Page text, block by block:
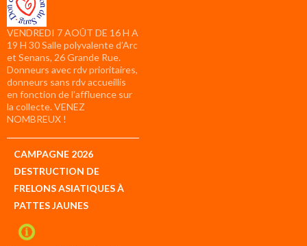
VENDREDI 7 AOÛT DE 16 H A
19 H 30 Salle polyvalente d’Arc
et Senans, 26 Grande Rue.
Donneurs avec rdv prioritaires,
donneurs sans rdv accueillis
en fonction de l’affluence sur
la collecte. VENEZ
NOMBREUX !
CAMPAGNE 2026
DESTRUCTION DE
FRELONS ASIATIQUES À
PATTES JAUNES